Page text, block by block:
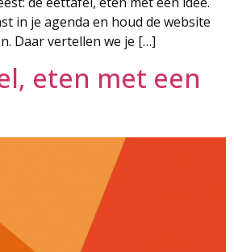
in je agenda en houd de website
Daar vertellen we je […]
eten met een